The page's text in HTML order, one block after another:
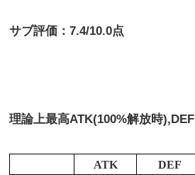
サブ評価：7.4/10.0点
理論上最高ATK(100%解放時),DEF
ATK
DEF